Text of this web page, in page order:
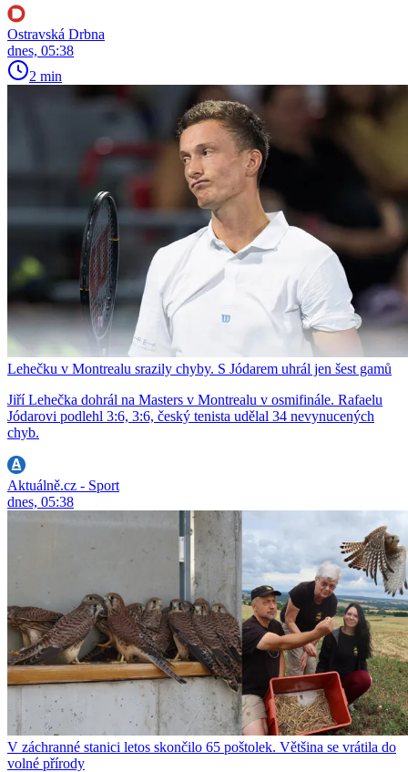
Ostravská Drbna
dnes, 05:38
2 min
Lehečku v Montrealu srazily chyby. S Jódarem uhrál jen šest gamů
Jiří Lehečka dohrál na Masters v Montrealu v osmifinále. Rafaelu
Jódarovi podlehl 3:6, 3:6, český tenista udělal 34 nevynucených
chyb.
Aktuálně.cz - Sport
dnes, 05:38
V záchranné stanici letos skončilo 65 poštolek. Většina se vrátila do
volné přírody